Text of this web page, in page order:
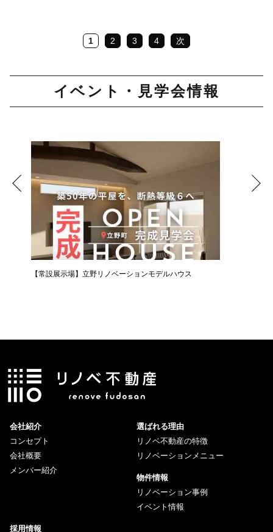
1 2 3 4 次
イベント・見学会情報
【常設展示場】立野リノベーションモデルハウス
会社紹介
コンセプト
会社概要
メンバー紹介
選ばれる理由
リノベ不動産の特徴
リノベーションメニュー
物件情報
リノベーション事例
イベント情報
採用情報